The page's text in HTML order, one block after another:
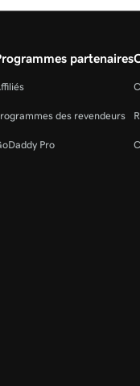
partenaires
des revendeurs
Pro